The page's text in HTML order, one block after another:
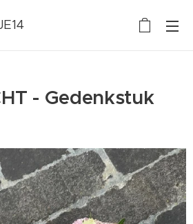
- Gedenkstuk